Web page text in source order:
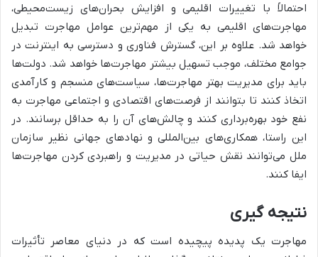
احتمالاً با تغییرات اقلیمی و افزایش بحران‌های زیست‌محیطی،
مهاجرت‌های اقلیمی به یکی از مهم‌ترین عوامل مهاجرت تبدیل
خواهد شد. علاوه بر این، گسترش فناوری و دسترسی به اینترنت در
جوامع مختلف، موجب تسهیل بیشتر مهاجرت‌ها خواهد شد. دولت‌ها
باید برای مدیریت بهتر مهاجرت‌ها، سیاست‌های منسجم و کارآمدی
اتخاذ کنند تا بتوانند از فرصت‌های اقتصادی و اجتماعی مهاجرت به
نفع خود بهره‌برداری کنند و چالش‌های آن را به حداقل برسانند. در
این راستا، همکاری‌های بین‌المللی و نهادهای جهانی نظیر سازمان
ملل می‌توانند نقش حیاتی در مدیریت و راهبردی کردن مهاجرت‌ها
ایفا کنند.
نتیجه گیری
مهاجرت یک پدیده پیچیده است که در دنیای معاصر تأثیرات